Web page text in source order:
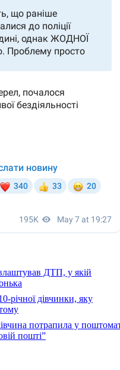
ДТП, у якій
річної дівчинки, яку
потрапила у
пошті”